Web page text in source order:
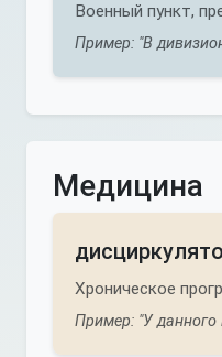
Военный пункт,
Пример: "В
Медицина
Хроническое
Пример: "У данного